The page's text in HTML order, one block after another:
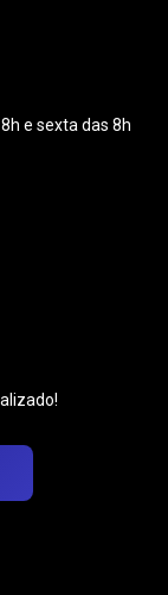
e sexta das 8h